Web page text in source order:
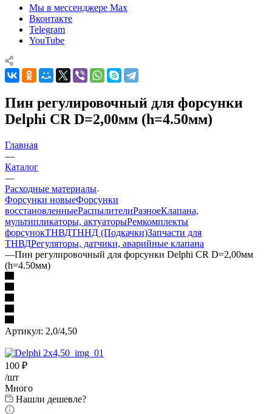
Мы в мессенджере Max
Вконтакте
Telegram
YouTube
Пин регулировочный для форсунки
Delphi CR D=2,00мм (h=4.50мм)
Главная
—
Каталог
—
Расходные материалы
Форсунки новыеФорсунки
восстановленныеРаспылителиРазноеКлапана,
мультипликаторы, актуаторыРемкомплекты
форсунокТНВДТННД (Подкачки)Запчасти для
ТНВДРегуляторы, датчики, аварийные клапана
—Пин регулировочный для форсунки Delphi CR D=2,00мм
(h=4.50мм)
Артикул: 2,0/4,50
100 ₽
/шт
Много
Нашли дешевле?